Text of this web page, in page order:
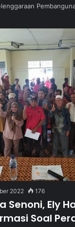
2022 176
Senoni, Ely
Soal